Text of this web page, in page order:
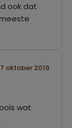
ook dat
oktober 2019
wat